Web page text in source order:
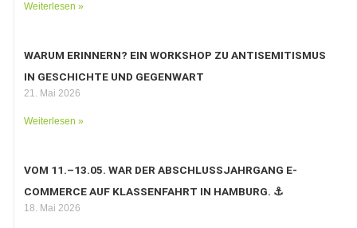
Weiterlesen »
WARUM ERINNERN? EIN WORKSHOP ZU ANTISEMITISMUS
IN GESCHICHTE UND GEGENWART
21. Mai 2026
Weiterlesen »
VOM 11.–13.05. WAR DER ABSCHLUSSJAHRGANG E-
COMMERCE AUF KLASSENFAHRT IN HAMBURG. ⚓️
18. Mai 2026